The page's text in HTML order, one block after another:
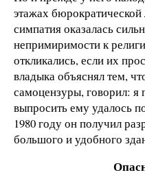
этажах
симпатия оказалась
непримиримости к
откликались, если их
владыка объяснял тем,
самоцензуры, говорил: я
выпросить ему удалось
1980 году он получил
большого и удобного